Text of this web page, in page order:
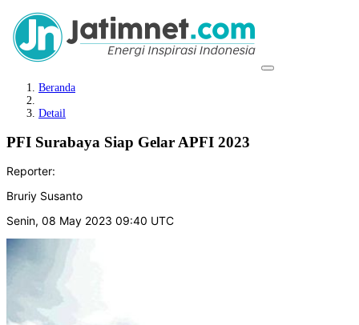
Beranda
Detail
PFI Surabaya Siap Gelar APFI 2023
Reporter:
Bruriy Susanto
Senin, 08 May 2023 09:40 UTC